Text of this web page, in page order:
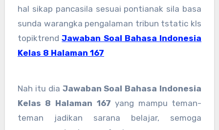
hal sikap pancasila sesuai pontianak sila basa
sunda warangka pengalaman tribun tstatic kls
topiktrendJawaban Soal Bahasa Indonesia
Kelas 8 Halaman 167
Nah itu dia Jawaban Soal Bahasa Indonesia
Kelas 8 Halaman 167 yang mampu teman-
teman jadikan sarana belajar, semoga